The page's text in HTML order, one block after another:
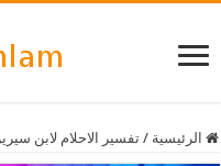
الرئيسية / تفسير الاحلام لابن